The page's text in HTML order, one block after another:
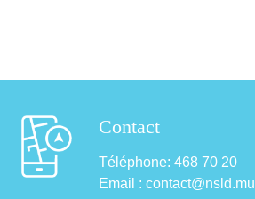
Contact
Téléphone: 468 70 20
Email : contact@nsld.mu